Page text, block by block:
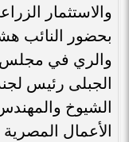
والاستثمار
بحضور النائب
والري في مجلس
الجبلى رئيس
الشيوخ
الأعمال